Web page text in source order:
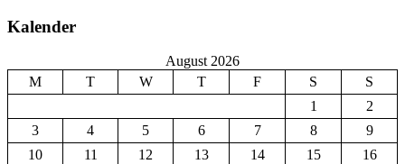
Kalender
August 2026
M
T W T F S
S
1
2
3
4 5 6 7 8
9
10
11 12 13 14 15
16